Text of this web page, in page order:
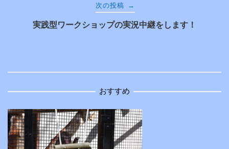
ー
ョ
次の投稿 →
実践型ワークショップの実況中継をします！
おすすめ